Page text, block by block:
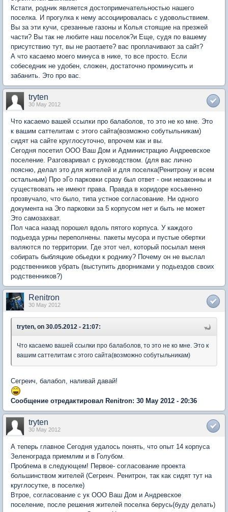
Кстати, родник является достопримечательностью нашего
поселка. И прогулка к нему ассоциировалась с удовольствием.
Вы за эти кучи, срезанные газоны и Колья стоящие на презжей
части? Вы так не любите наш поселок?и Еще, судя по вашему
присутствию тут, вы не раотаете? вас проплачивают за сайт?
А что касаемо моего минуса в нике, то все просто. Если
собеседник не удобен, сложен, достаточно проминусить и
забанить. Это про вас.
tryten
30 May 2012
Что касаемо вашей ссылки про балаболов, то это не ко мне. Это
к вашим саттелитам с этого сайта(возможно собутыльникам)
сидят на сайте круглосуточно, впрочем как и вы.
Сегодня посетил ООО Ваш Дом и Администрацию Андреевское
поселение. Разговаривал с руководством. (для вас лично
поясню, делал это для жителей и для поселка(Ренитрону и всем
остальным) Про эГо парковки сразу был ответ - они незаконны и
существовать не имеют права. Правда в коридоре косьвенно
прозвучало, что было, типа устное согласование. Ни одного
документа на Эго парковки за 5 корпусом нет и быть не может
Это самозахват.
Пол часа назад порошел вдоль пятого корпуса. У каждого
подьезда урны переполнены. пакеты мусора и пустые обертки
валяются по территории. Где этот чел, который посылал меня
собирать быбляцкие обьедки к роднику? Почему он не выслал
родственников убрать (выступить дворниками у подьездов своих
родственников?)
Renitron
30 May 2012
tryten, on 30.05.2012 - 21:07:
Что касаемо вашей ссылки про балаболов, то это не ко мне. Это к
вашим саттелитам с этого сайта(возможно собутыльникам)
Сегреич, балабол, наливай давай!
Сообщение отредактировал Renitron: 30 May 2012 - 20:36
tryten
30 May 2012
А теперь главное Сегодня удалось понять, что опыт 14 корпуса
Зеленограда приемлим и в Голубом.
Проблема в следующем! Первое- согласование проекта
большинством жителей (Сегреич. Ренитрон, так как сидят тут на
круглосутке, в поселке)
Втрое, согласование с ук ООО Ваш Дом и Андревское
поселение, после решения жителей поселка берусь(буду делать)